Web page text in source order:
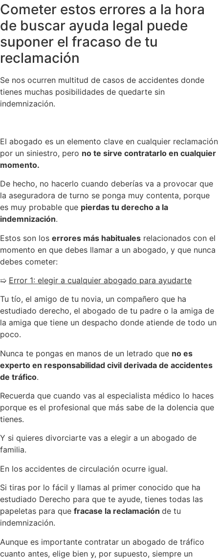
Cometer estos errores a la hora
de buscar ayuda legal puede
suponer el fracaso de tu
reclamación
Se nos ocurren multitud de casos de accidentes donde
tienes muchas posibilidades de quedarte sin
indemnización.
El abogado es un elemento clave en cualquier reclamación
por un siniestro, pero no te sirve contratarlo en cualquier
momento.
De hecho, no hacerlo cuando deberías va a provocar que
la aseguradora de turno se ponga muy contenta, porque
es muy probable que pierdas tu derecho a la
indemnización.
Estos son los errores más habituales relacionados con el
momento en que debes llamar a un abogado, y que nunca
debes cometer:
➯ Error 1: elegir a cualquier abogado para ayudarte
Tu tío, el amigo de tu novia, un compañero que ha
estudiado derecho, el abogado de tu padre o la amiga de
la amiga que tiene un despacho donde atiende de todo un
poco.
Nunca te pongas en manos de un letrado que no es
experto en responsabilidad civil derivada de accidentes
de tráfico.
Recuerda que cuando vas al especialista médico lo haces
porque es el profesional que más sabe de la dolencia que
tienes.
Y si quieres divorciarte vas a elegir a un abogado de
familia.
En los accidentes de circulación ocurre igual.
Si tiras por lo fácil y llamas al primer conocido que ha
estudiado Derecho para que te ayude, tienes todas las
papeletas para que fracase la reclamación de tu
indemnización.
Aunque es importante contratar un abogado de tráfico
cuanto antes, elige bien y, por supuesto, siempre un